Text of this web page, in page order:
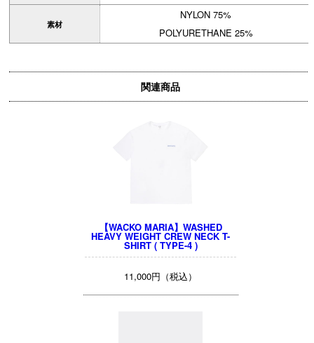
素材
NYLON 75%
POLYURETHANE 25%
関連商品
【WACKO MARIA】WASHED
HEAVY WEIGHT CREW NECK T-
SHIRT ( TYPE-4 )
11,000円（税込）